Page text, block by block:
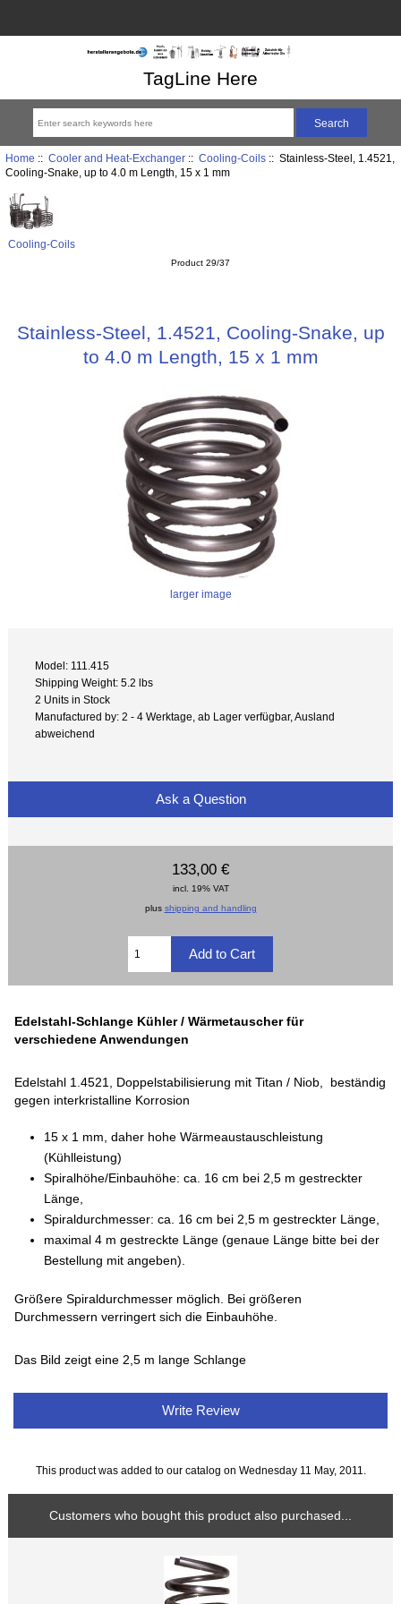
TagLine Here
Home :: Cooler and Heat-Exchanger:: Cooling-Coils:: Stainless-Steel, 1.4521,
Cooling-Snake, up to 4.0 m Length, 15 x 1 mm
Cooling-Coils
Product 29/37
Stainless-Steel, 1.4521, Cooling-Snake, up
to 4.0 m Length, 15 x 1 mm
larger image
Model: 111.415
Shipping Weight: 5.2 lbs
2 Units in Stock
Manufactured by: 2 - 4 Werktage, ab Lager verfügbar, Ausland
abweichend
Ask a Question
133,00 €
incl. 19% VAT
plus shipping and handling
Edelstahl-Schlange Kühler / Wärmetauscher für
verschiedene Anwendungen
Edelstahl 1.4521, Doppelstabilisierung mit Titan / Niob, beständig
gegen interkristalline Korrosion
15 x 1 mm, daher hohe Wärmeaustauschleistung
(Kühlleistung)
Spiralhöhe/Einbauhöhe: ca. 16 cm bei 2,5 m gestreckter
Länge,
Spiraldurchmesser: ca. 16 cm bei 2,5 m gestreckter Länge,
maximal 4 m gestreckte Länge (genaue Länge bitte bei der
Bestellung mit angeben).
Größere Spiraldurchmesser möglich. Bei größeren
Durchmessern verringert sich die Einbauhöhe.
Das Bild zeigt eine 2,5 m lange Schlange
Write Review
This product was added to our catalog on Wednesday 11 May, 2011.
Customers who bought this product also purchased...